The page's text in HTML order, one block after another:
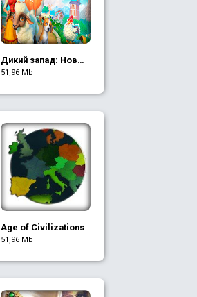
Дикий запад: Новые
земли
51,96 Mb
Age of Civilizations
51,96 Mb